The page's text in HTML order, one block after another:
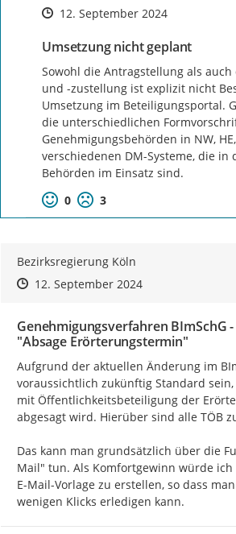
Zeitpunkt des Erstellens
Zeitpunkt des Erstellens
12. September 2024Zur Äußerung
Umsetzung nicht geplant
Sowohl die Antragstellung als auch
und -zustellung ist explizit nicht
Umsetzung im Beteiligungsportal.
die unterschiedlichen
Genehmigungsbehörden in NW,
verschiedenen DM-Systeme, die in
Behörden im Einsatz sind.
0
3
Bezirksregierung Köln
Zeitpunkt des Erstellens
Zeitpunkt des Erstellens
12. September 2024Zur Äußerung
Genehmigungsverfahren BImSchG
"Absage Erörterungstermin"
Aufgrund der aktuellen Änderung im
voraussichtlich zukünftig Standard
mit Öffentlichkeitsbeteiligung der
abgesagt wird. Hierüber sind alle TÖB
Das kann man grundsätzlich über die
Mail" tun. Als Komfortgewinn würde ich
E-Mail-Vorlage zu erstellen, so dass
wenigen Klicks erledigen kann.